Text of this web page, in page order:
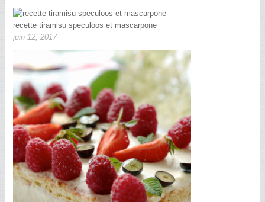
recette tiramisu speculoos et mascarpone
juin 12, 2017